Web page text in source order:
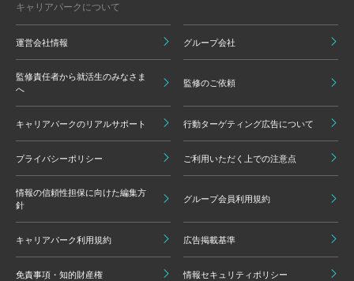
キャリアパークについて
運営会社情報 グループ会社
監修責任者から就活生のみなさま
へ
監修のご依頼
キャリアパークのリアルサポート 行動ターゲティング広告について
プライバシーポリシー ご利用いただく上での注意点
情報の信頼性担保に向けた編集方
針
グループ会員利用規約
キャリアパーク利用規約 広告掲載基準
免責事項・知的財産権 情報セキュリティポリシー